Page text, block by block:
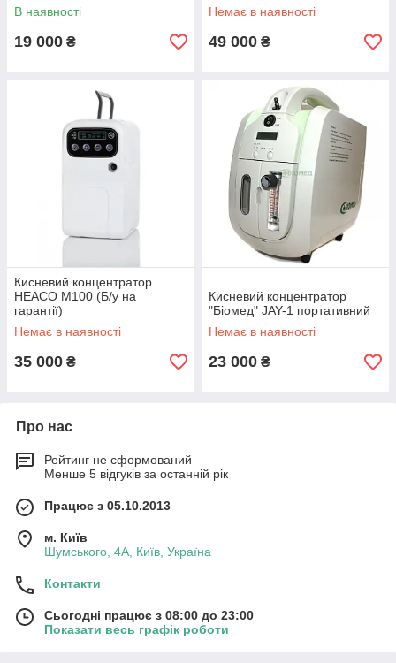
В наявності
19 000 ₴
Немає в наявності
49 000 ₴
Кисневий концентратор
HEACO M100 (Б/у на
гарантії)
Немає в наявності
35 000 ₴
Кисневий концентратор
"Біомед" JAY-1 портативний
Немає в наявності
23 000 ₴
Про нас
Рейтинг не сформований
Менше 5 відгуків за останній рік
Працює з 05.10.2013
м. Київ
Шумського, 4А, Київ, Україна
Контакти
Сьогодні працює з 08:00 до 23:00
Показати весь графік роботи